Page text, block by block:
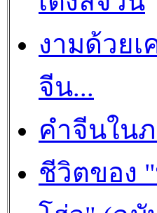
งามด้วย
จีน...
คำจีนใน
ชีวิตของ